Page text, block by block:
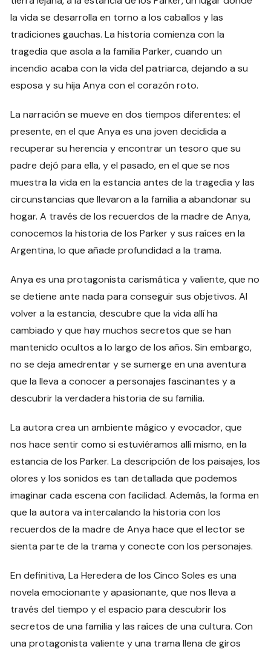
la vida se desarrolla en torno a los caballos y las
tradiciones gauchas. La historia comienza con la
tragedia que asola a la familia Parker, cuando un
incendio acaba con la vida del patriarca, dejando a su
esposa y su hija Anya con el corazón roto.
La narración se mueve en dos tiempos diferentes: el
presente, en el que Anya es una joven decidida a
recuperar su herencia y encontrar un tesoro que su
padre dejó para ella, y el pasado, en el que se nos
muestra la vida en la estancia antes de la tragedia y las
circunstancias que llevaron a la familia a abandonar su
hogar. A través de los recuerdos de la madre de Anya,
conocemos la historia de los Parker y sus raíces en la
Argentina, lo que añade profundidad a la trama.
Anya es una protagonista carismática y valiente, que no
se detiene ante nada para conseguir sus objetivos. Al
volver a la estancia, descubre que la vida allí ha
cambiado y que hay muchos secretos que se han
mantenido ocultos a lo largo de los años. Sin embargo,
no se deja amedrentar y se sumerge en una aventura
que la lleva a conocer a personajes fascinantes y a
descubrir la verdadera historia de su familia.
La autora crea un ambiente mágico y evocador, que
nos hace sentir como si estuviéramos allí mismo, en la
estancia de los Parker. La descripción de los paisajes, los
olores y los sonidos es tan detallada que podemos
imaginar cada escena con facilidad. Además, la forma en
que la autora va intercalando la historia con los
recuerdos de la madre de Anya hace que el lector se
sienta parte de la trama y conecte con los personajes.
En definitiva, La Heredera de los Cinco Soles es una
novela emocionante y apasionante, que nos lleva a
través del tiempo y el espacio para descubrir los
secretos de una familia y las raíces de una cultura. Con
una protagonista valiente y una trama llena de giros